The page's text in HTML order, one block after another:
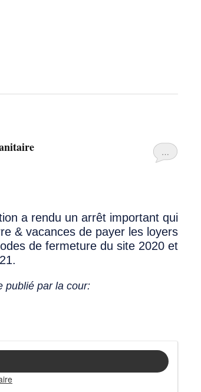
…
a rendu un arrêt important qui
& vacances de payer les loyers
de fermeture du site 2020 et
publié par la cour: